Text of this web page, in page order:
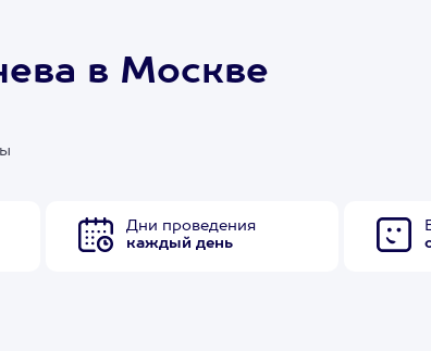
в Москве
Дни проведения
каждый день